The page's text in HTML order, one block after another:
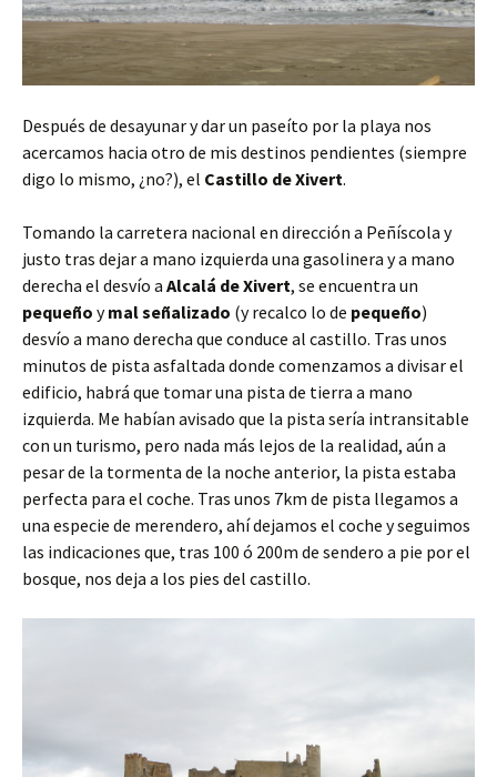
Después de desayunar y dar un paseíto por la playa nos
acercamos hacia otro de mis destinos pendientes (siempre
digo lo mismo, ¿no?), el Castillo de Xivert.
Tomando la carretera nacional en dirección a Peñíscola y
justo tras dejar a mano izquierda una gasolinera y a mano
derecha el desvío a Alcalá de Xivert, se encuentra un
pequeño ymal señalizado (y recalco lo de pequeño)
desvío a mano derecha que conduce al castillo. Tras unos
minutos de pista asfaltada donde comenzamos a divisar el
edificio, habrá que tomar una pista de tierra a mano
izquierda. Me habían avisado que la pista sería intransitable
con un turismo, pero nada más lejos de la realidad, aún a
pesar de la tormenta de la noche anterior, la pista estaba
perfecta para el coche. Tras unos 7km de pista llegamos a
una especie de merendero, ahí dejamos el coche y seguimos
las indicaciones que, tras 100 ó 200m de sendero a pie por el
bosque, nos deja a los pies del castillo.